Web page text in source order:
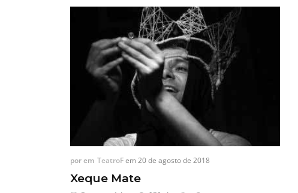
porem TeatroFem20 de agosto de 2018
Xeque Mate